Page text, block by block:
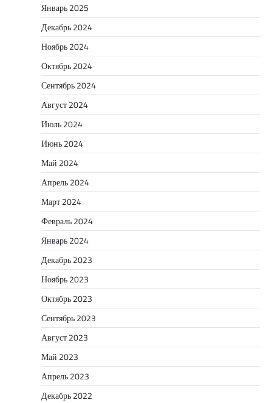
Январь 2025
Декабрь 2024
Ноябрь 2024
Октябрь 2024
Сентябрь 2024
Август 2024
Июль 2024
Июнь 2024
Май 2024
Апрель 2024
Март 2024
Февраль 2024
Январь 2024
Декабрь 2023
Ноябрь 2023
Октябрь 2023
Сентябрь 2023
Август 2023
Май 2023
Апрель 2023
Декабрь 2022